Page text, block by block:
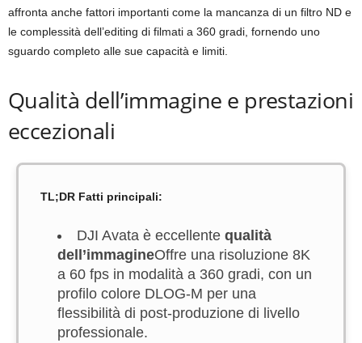
affronta anche fattori importanti come la mancanza di un filtro ND e
le complessità dell’editing di filmati a 360 gradi, fornendo uno
sguardo completo alle sue capacità e limiti.
Qualità dell’immagine e prestazioni
eccezionali
TL;DR Fatti principali:
DJI Avata è eccellente qualità
dell’immagineOffre una risoluzione 8K
a 60 fps in modalità a 360 gradi, con un
profilo colore DLOG-M per una
flessibilità di post-produzione di livello
professionale.